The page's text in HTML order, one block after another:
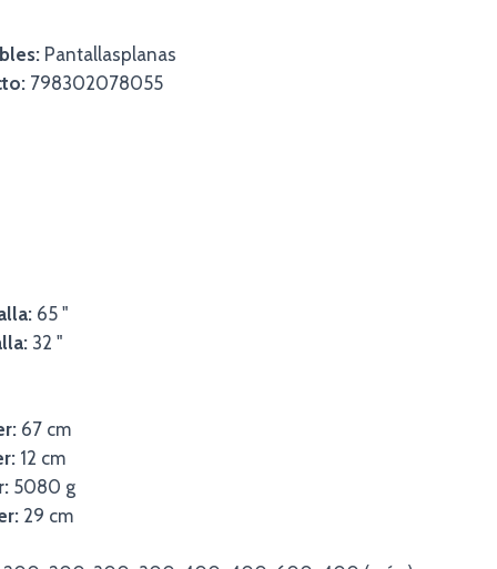
Pantallasplanas
798302078055
65 "
32 "
67 cm
12 cm
5080 g
29 cm